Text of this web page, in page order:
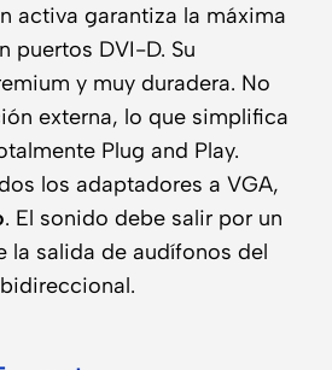
activa garantiza la máxima
puertos DVI-D. Su
y muy duradera. No
externa, lo que simplifica
Plug and Play.
los adaptadores a VGA,
. El sonido debe salir por un
la salida de audífonos del